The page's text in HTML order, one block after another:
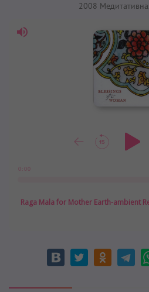
2008
0:00
Raga Mala for Mother Earth-ambient